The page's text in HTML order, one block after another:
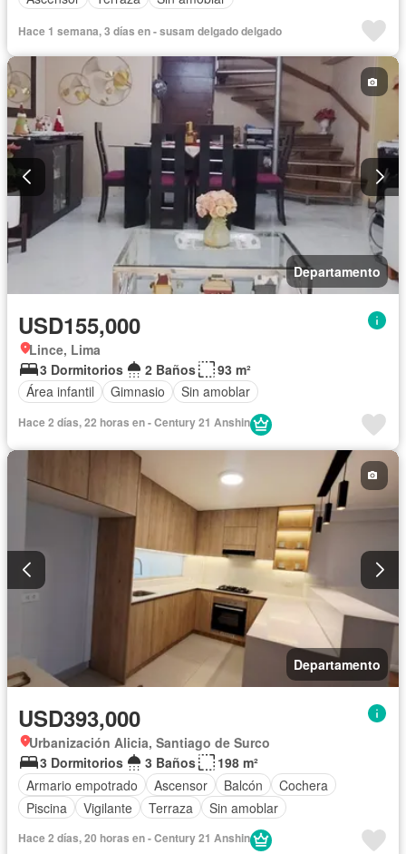
Hace 1 semana, 3 días en - susam delgado delgado
Departamento
USD155,000
Lince, Lima
3 Dormitorios
2 Baños
93 m²
Área infantil
Gimnasio Sin amoblar
Hace 2 días, 22 horas en - Century 21 Anshin
Departamento
USD393,000
Urbanización Alicia, Santiago de Surco
3 Dormitorios
3 Baños
198 m²
Armario empotrado
Ascensor Balcón
Cochera
Piscina
Vigilante Terraza Sin amoblar
Hace 2 días, 20 horas en - Century 21 Anshin